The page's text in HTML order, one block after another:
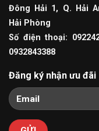
Đông Hải 1, Q. Hải
Hải Phòng
Số điện thoại:
0932843388
Đăng ký nhận ưu đãi